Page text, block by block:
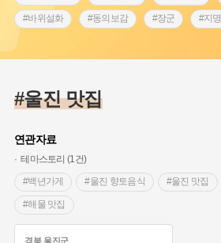
#바위설화 #동의보감 #장군 #지명
#인천 #외성
#황해도
#조선역사
#왕건 #전라남도 지명유래 #목민관
#온라인 생활사박물관
#여성독립운동가 #조선시대 문신
#울진 맛집
연관자료
테마스토리 (1건)
#백년가게
#울진 향토음식 #울진 맛집
#해물 맛집
경북 울진군